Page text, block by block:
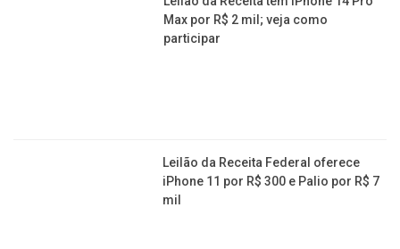
Max por R$ 2 mil; veja como
participar
Leilão da Receita Federal oferece
iPhone 11 por R$ 300 e Palio por R$ 7
mil